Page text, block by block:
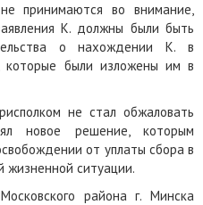
принимаются во внимание,
К. должны были быть
о нахождении К. в
которые были изложены им в
не стал обжаловать
новое решение, которым
от уплаты сбора в
жизненной ситуации.
района г. Минска